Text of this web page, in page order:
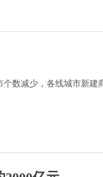
数减少，各线城市新